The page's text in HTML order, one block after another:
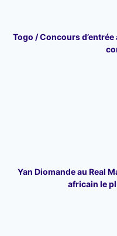
Togo / Concours d’entrée
Yan Diomande au Real
africain le